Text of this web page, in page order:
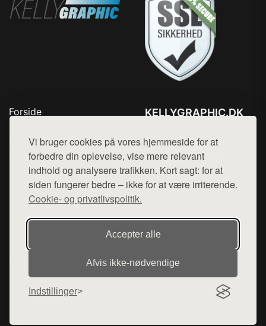
Vi bruger cookies på vores hjemmeside for at
forbedre din oplevelse, vise mere relevant
indhold og analysere trafikken. Kort sagt: for at
siden fungerer bedre – ikke for at være irriterende.
Cookie- og privatlivspolitik.
Accepter alle
Afvis ikke‑nødvendige
Indstillinger
Forside
Top Rabatter
Blog
Kontakt
KELLYGRAPHIC.DK
Mail: hej@want.dk
Cookie- og privatlivspolitik
Denne side er en del af want.dk, der udgiver en række
hjemmesider med præsentation af forskellige produkter fra
diverse webshops. Der sælges ikke varer fra denne side - vi
varerne på lager.